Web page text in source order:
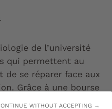
WITHOUT ACCEPTING →
de l’université
qui permettent au
de se réparer face aux
Grâce à une bourse